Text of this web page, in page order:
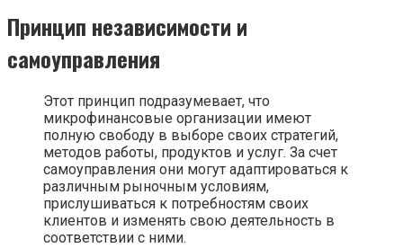
Принцип независимости и
самоуправления
Этот принцип подразумевает, что
микрофинансовые организации имеют
полную свободу в выборе своих стратегий,
методов работы, продуктов и услуг. За счет
самоуправления они могут адаптироваться к
различным рыночным условиям,
прислушиваться к потребностям своих
клиентов и изменять свою деятельность в
соответствии с ними.